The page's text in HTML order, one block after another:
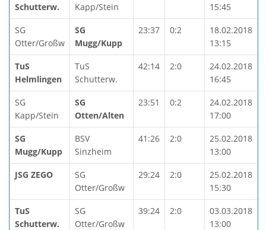
Schutterw.
Kapp/Stein
15:45
SG
Otter/Großw
SG
Mugg/Kupp
23:37 0:2
18.02.2018
13:15
TuS
Helmlingen
TuS
Schutterw.
42:14 2:0
24.02.2018
16:45
SG
Kapp/Stein
SG
Otten/Alten
23:51 0:2
24.02.2018
17:00
SG
Mugg/Kupp
BSV
Sinzheim
41:26 2:0
25.02.2018
13:00
JSG ZEGO
SG
Otter/Großw
29:24 2:0
25.02.2018
15:30
TuS
Schutterw.
SG
Otter/Großw
39:24 2:0
03.03.2018
13:00